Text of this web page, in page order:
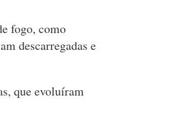
fogo, como
descarregadas e
que evoluíram